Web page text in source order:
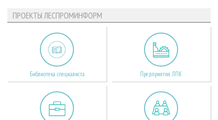
ПРОЕКТЫ ЛЕСПРОМИНФОРМ
Библиотека специалиста Предприятия ЛПК